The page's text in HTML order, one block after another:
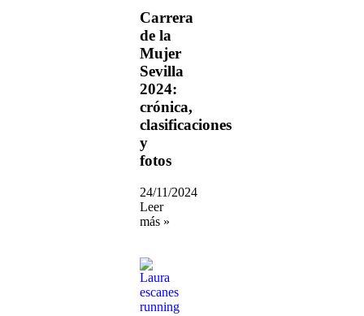
Carrera
de la
Mujer
Sevilla
2024:
crónica,
clasificaciones
y
fotos
24/11/2024
Leer
más »